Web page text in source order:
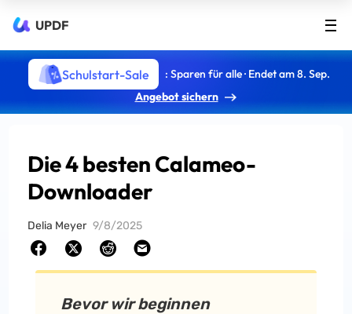
UPDF
Schulstart-Sale
: Sparen für alle · Endet am 8. Sep.
Angebot sichern
Die 4 besten Calameo-
Downloader
Delia Meyer 9/8/2025
Bevor wir beginnen